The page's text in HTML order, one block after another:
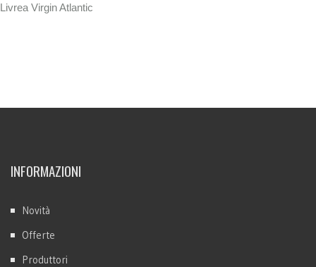
Livrea Virgin Atlantic
INFORMAZIONI
Novità
Offerte
Produttori